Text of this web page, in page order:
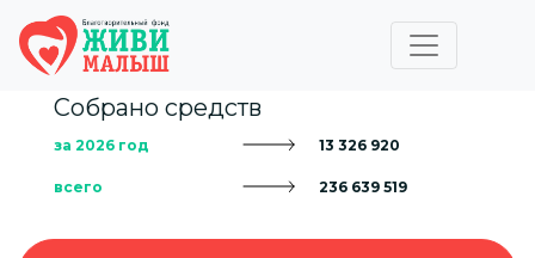
Собрано средств
за 2026 год 13 326 920
всего 236 639 519